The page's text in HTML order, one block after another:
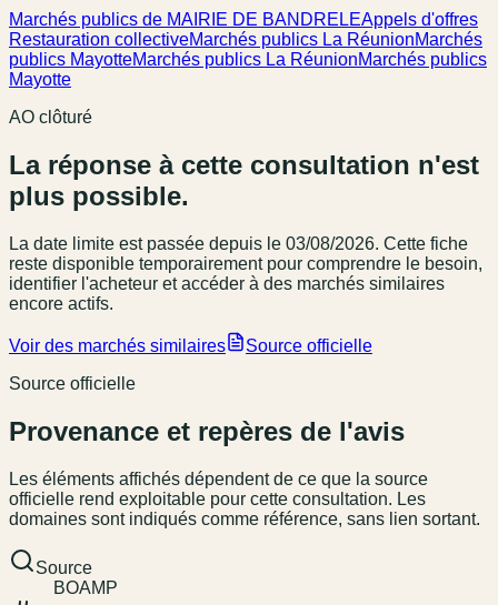
Marchés publics de MAIRIE DE BANDRELEAppels d'offres
Restauration collectiveMarchés publics La RéunionMarchés
publics MayotteMarchés publics La RéunionMarchés publics
Mayotte
AO clôturé
La réponse à cette consultation n'est
plus possible.
La date limite est passée depuis le 03/08/2026. Cette fiche
reste disponible temporairement pour comprendre le besoin,
identifier l'acheteur et accéder à des marchés similaires
encore actifs.
Voir des marchés similaires
Source officielle
Source officielle
Provenance et repères de l'avis
Les éléments affichés dépendent de ce que la source
officielle rend exploitable pour cette consultation. Les
domaines sont indiqués comme référence, sans lien sortant.
Source
BOAMP